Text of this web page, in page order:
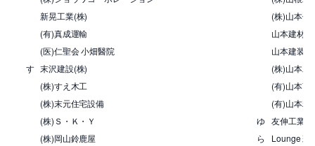
新晃工業(株)
(株)山本仮
(有)真成運輸
山本建材(
(医)仁聖会 小畑醫院
山本建装
す 末沢建設(株)
(株)山本工
(株)すえ木工
(有)山本商
(株)末元住宅設備
(有)山本精
(株)Ｓ・Ｋ・Ｙ
ゆ 友伸工業(
(株)岡山鈴鹿屋
ら
Lounge 彩